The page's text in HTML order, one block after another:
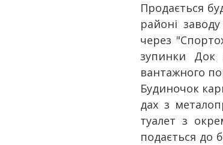
Продається
районі
через
зупинки Док
вантажного
Будиночок
дах з
туалет з
подається до